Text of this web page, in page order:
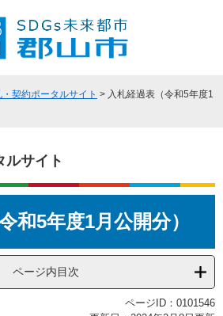
・契約ポータルサイト > 入札経過表（令和5年度1
ルサイト
和5年度1月公開分）
ページ内目次
ページID：0101546